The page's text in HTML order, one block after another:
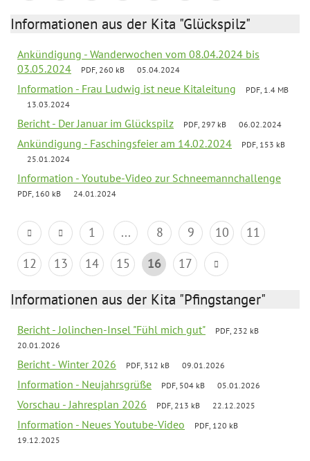
Informationen aus der Kita "Glückspilz"
Ankündigung - Wanderwochen vom 08.04.2024 bis
03.05.2024
PDF, 260 kB 05.04.2024
Information - Frau Ludwig ist neue Kitaleitung
PDF, 1.4 MB
13.03.2024
Bericht - Der Januar im Glückspilz PDF, 297 kB 06.02.2024
Ankündigung - Faschingsfeier am 14.02.2024
PDF, 153 kB
25.01.2024
Information - Youtube-Video zur Schneemannchallenge
PDF, 160 kB 24.01.2024
1 ... 8 9 10
11
12
13 14 15 16 17
Informationen aus der Kita "Pfingstanger"
Bericht - Jolinchen-Insel "Fühl mich gut"
PDF, 232 kB
20.01.2026
Bericht - Winter 2026 PDF, 312 kB 09.01.2026
Information - Neujahrsgrüße PDF, 504 kB 05.01.2026
Vorschau - Jahresplan 2026 PDF, 213 kB 22.12.2025
Information - Neues Youtube-Video
PDF, 120 kB
19.12.2025